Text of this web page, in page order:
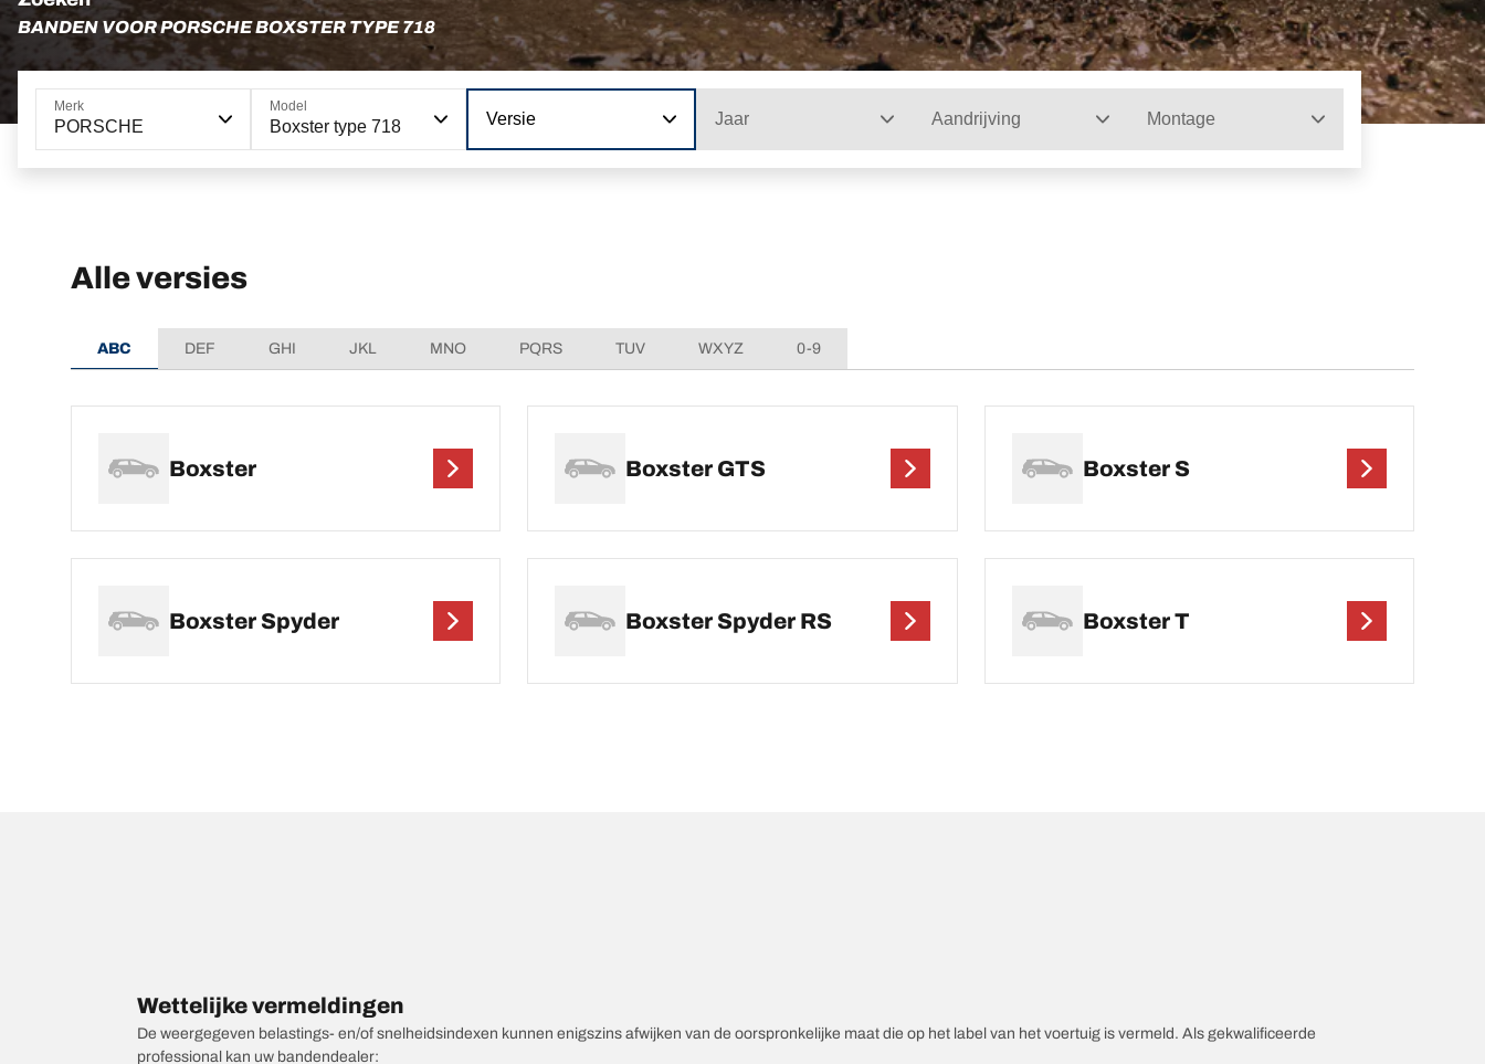
BANDEN VOOR PORSCHE BOXSTER TYPE 718
Merk
PORSCHE
Model
Boxster type 718 Versie Jaar Aandrijving Montage
Alle versies
ABC DEF GHI JKL MNO PQRS TUV WXYZ 0-9
Boxster Boxster GTS Boxster S
Boxster Spyder Boxster Spyder RS Boxster T
Wettelijke vermeldingen
De weergegeven belastings- en/of snelheidsindexen kunnen enigszins afwijken van de oorspronkelijke maat die op het label van het voertuig is vermeld. Als gekwalificeerde
professional kan uw bandendealer: